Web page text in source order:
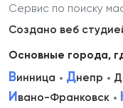
Сервис по поиску
Создано веб
Основные города,
Винница Днепр
Ивано-Франковск